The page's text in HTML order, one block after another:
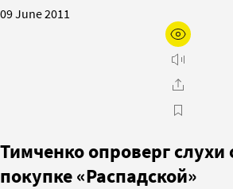
09 June 2011
Тимченко опроверг слухи
покупке «Распадской»